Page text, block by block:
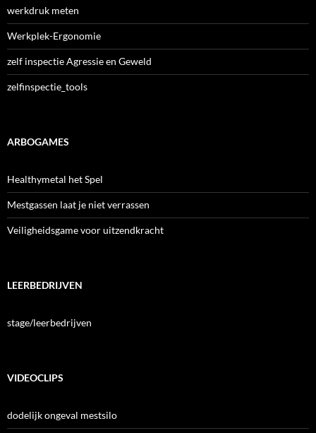
werkdruk meten
Werkplek-Ergonomie
zelf inspectie Agressie en Geweld
zelfinspectie_tools
ARBOGAMES
Healthymetal het Spel
Mestgassen laat je niet verrassen
Veiligheidsgame voor uitzendkracht
LEERBEDRIJVEN
stage/leerbedrijven
VIDEOCLIPS
dodelijk ongeval mestsilo